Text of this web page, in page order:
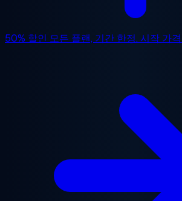
50% 할인 모든 플랜, 기간 한정. 시작 가격